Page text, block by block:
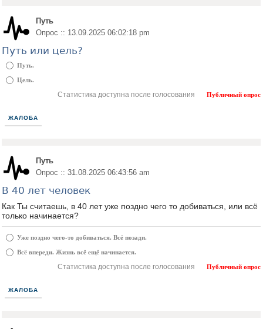
Путь
Опрос :: 13.09.2025 06:02:18 pm
Путь или цель?
Путь.
Цель.
Статистика доступна после голосования Публичный опрос
ЖАЛОБА
Путь
Опрос :: 31.08.2025 06:43:56 am
В 40 лет человек
Как Ты считаешь, в 40 лет уже поздно чего то добиваться, или всё
только начинается?
Уже поздно чего-то добиваться. Всё позади.
Всё впереди. Жизнь всё ещё начинается.
Статистика доступна после голосования Публичный опрос
ЖАЛОБА